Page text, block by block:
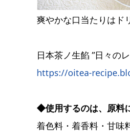
爽やかな口当たりはド
日本茶ノ生餡 ”日々の
https://oitea-
◆使用するのは、原料
着色料・着香料・甘味